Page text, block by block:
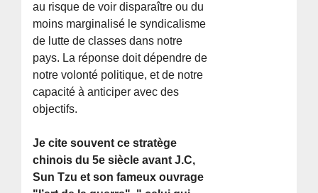
au risque de voir disparaître ou du
moins marginalisé le syndicalisme
de lutte de classes dans notre
pays. La réponse doit dépendre de
notre volonté politique, et de notre
capacité à anticiper avec des
objectifs.
Je cite souvent ce stratège
chinois du 5e siècle avant J.C,
Sun Tzu et son fameux ouvrage